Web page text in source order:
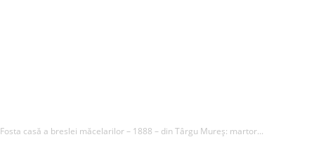
Fosta casă a breslei măcelarilor – 1888 – din Târgu Mureș: martor...